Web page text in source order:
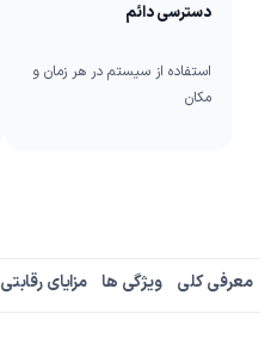
دسترسی دائم
استفاده از سیستم در هر زمان و
مکان
معرفی کلی ویژگی ها مزایای رقابتی